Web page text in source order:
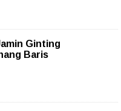
Ginting
Baris